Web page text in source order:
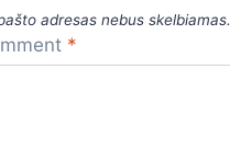
A
p
a
m
e
n
adresas nebus skelbiamas.
*